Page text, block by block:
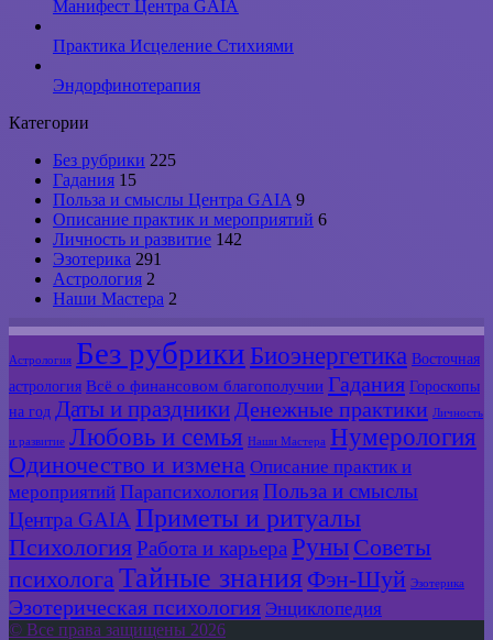
Манифест Центра GAIA
Практика Исцеление Стихиями
Эндорфинотерапия
Категории
Без рубрики 225
Гадания 15
Польза и смыслы Центра GAIA 9
Описание практик и мероприятий 6
Личность и развитие 142
Эзотерика 291
Астрология 2
Наши Мастера 2
Астрология Без рубрики Биоэнергетика Восточная
астрология Всё о финансовом благополучии Гадания Гороскопы
на год Даты и праздники Денежные практики Личность
и развитие Любовь и семья Наши Мастера Нумерология
Одиночество и измена Описание практик и
мероприятий Парапсихология Польза и смыслы
Центра GAIA Приметы и ритуалы
ПсихологияРабота и карьера Руны Советы
психолога Тайные знания Фэн-Шуй Эзотерика
Эзотерическая психология Энциклопедия
© Все права защищены 2026